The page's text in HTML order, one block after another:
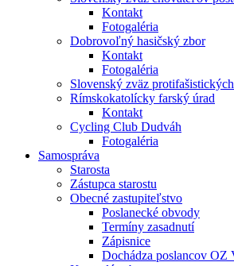
Kontakt
Fotogaléria
Dobrovoľný hasičský zbor
Kontakt
Fotogaléria
Slovenský zväz
Rímskokatolícky farský úrad
Kontakt
Cycling Club Dudváh
Fotogaléria
Samospráva
Starosta
Zástupca starostu
Obecné zastupiteľstvo
Poslanecké obvody
Termíny zasadnutí
Zápisnice
Dochádza poslancov OZ